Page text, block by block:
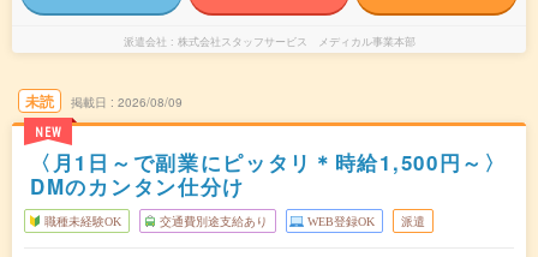
派遣会社 株式会社スタッフサービス メディカル事業本部
未読
NEW
掲載日 2026/08/09
〈月1日～で副業にピッタリ＊時給1,500円～〉
DMのカンタン仕分け
職種未経験OK 交通費別途支給あり WEB登録OK 派遣